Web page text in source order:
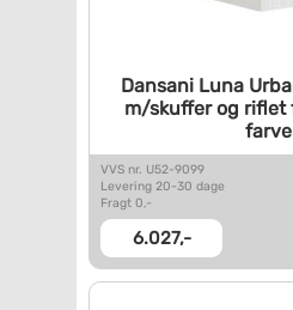
Dansani Luna
m/skuffer og riflet
farve
VVS nr. U52-9099
Levering 20-30 dage
Fragt 0,-
6.027,-